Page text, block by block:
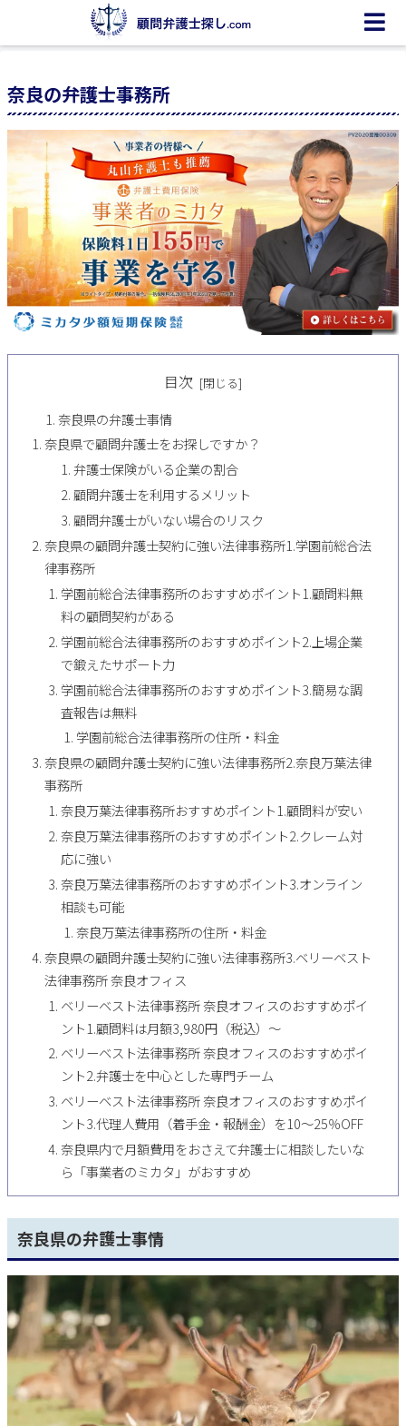
奈良の弁護士事務所
目次
奈良県の弁護士事情
奈良県で顧問弁護士をお探しですか？
弁護士保険がいる企業の割合
顧問弁護士を利用するメリット
顧問弁護士がいない場合のリスク
奈良県の顧問弁護士契約に強い法律事務所1.学園前総合法
律事務所
学園前総合法律事務所のおすすめポイント1.顧問料無
料の顧問契約がある
学園前総合法律事務所のおすすめポイント2.上場企業
で鍛えたサポート力
学園前総合法律事務所のおすすめポイント3.簡易な調
査報告は無料
学園前総合法律事務所の住所・料金
奈良県の顧問弁護士契約に強い法律事務所2.奈良万葉法律
事務所
奈良万葉法律事務所おすすめポイント1.顧問料が安い
奈良万葉法律事務所のおすすめポイント2.クレーム対
応に強い
奈良万葉法律事務所のおすすめポイント3.オンライン
相談も可能
奈良万葉法律事務所の住所・料金
奈良県の顧問弁護士契約に強い法律事務所3.ベリーベスト
法律事務所 奈良オフィス
ベリーベスト法律事務所 奈良オフィスのおすすめポイ
ント1.顧問料は月額3,980円（税込）～
ベリーベスト法律事務所 奈良オフィスのおすすめポイ
ント2.弁護士を中心とした専門チーム
ベリーベスト法律事務所 奈良オフィスのおすすめポイ
ント3.代理人費用（着手金・報酬金）を10～25％OFF
奈良県内で月額費用をおさえて弁護士に相談したいな
ら「事業者のミカタ」がおすすめ
奈良県の弁護士事情